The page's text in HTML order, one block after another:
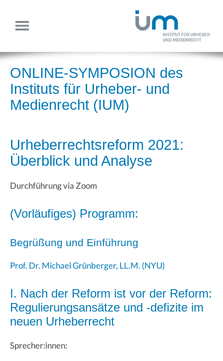
ONLINE-SYMPOSION des
Instituts für Urheber- und
Medienrecht (IUM)
Urheberrechtsreform 2021:
Überblick und Analyse
Durchführung via Zoom
(Vorläufiges) Programm:
Begrüßung und Einführung
Prof. Dr. Michael Grünberger, LL.M. (NYU)
I. Nach der Reform ist vor der Reform:
Regulierungsansätze und -defizite im
neuen Urheberrecht
Sprecher:innen: